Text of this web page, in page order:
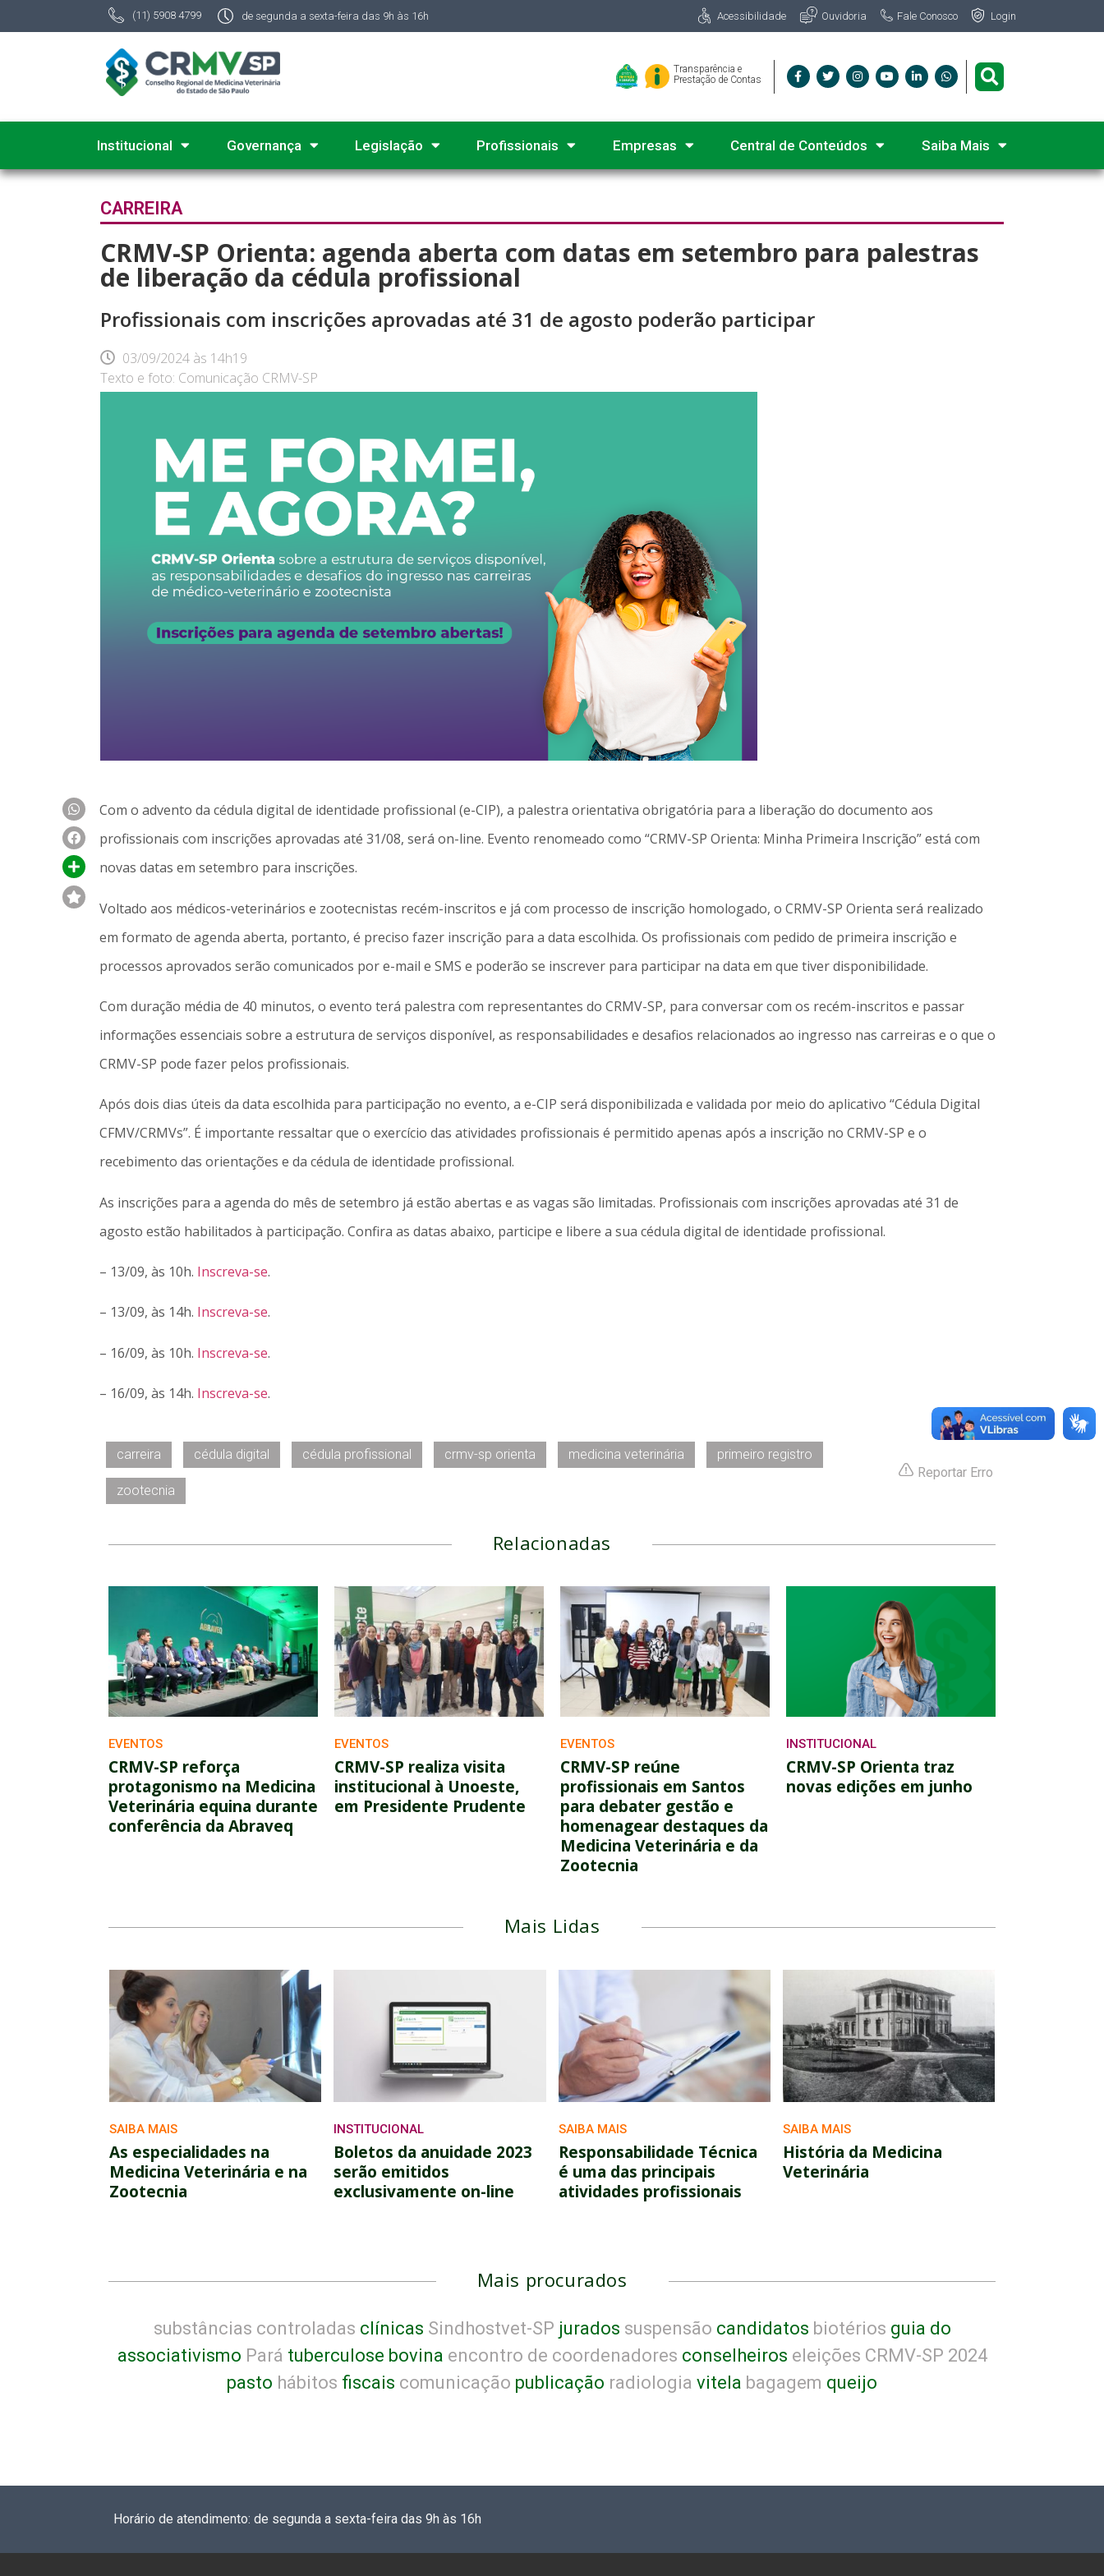
(11) 5908 4799 de segunda a sexta-feira das 9h às 16h Acessibilidade Ouvidoria Fale Conosco Login
Transparência e
Prestação de Contas
Institucional Governança Legislação Profissionais Empresas Central de Conteúdos Saiba Mais
CARREIRA
CRMV-SP Orienta: agenda aberta com datas em setembro para palestras
de liberação da cédula profissional
Profissionais com inscrições aprovadas até 31 de agosto poderão participar
03/09/2024 às 14h19
Texto e foto: Comunicação CRMV-SP
Com o advento da cédula digital de identidade profissional (e-CIP), a palestra orientativa obrigatória para a liberação do documento aos
profissionais com inscrições aprovadas até 31/08, será on-line. Evento renomeado como “CRMV-SP Orienta: Minha Primeira Inscrição” está com
novas datas em setembro para inscrições.
Voltado aos médicos-veterinários e zootecnistas recém-inscritos e já com processo de inscrição homologado, o CRMV-SP Orienta será realizado
em formato de agenda aberta, portanto, é preciso fazer inscrição para a data escolhida. Os profissionais com pedido de primeira inscrição e
processos aprovados serão comunicados por e-mail e SMS e poderão se inscrever para participar na data em que tiver disponibilidade.
Com duração média de 40 minutos, o evento terá palestra com representantes do CRMV-SP, para conversar com os recém-inscritos e passar
informações essenciais sobre a estrutura de serviços disponível, as responsabilidades e desafios relacionados ao ingresso nas carreiras e o que o
CRMV-SP pode fazer pelos profissionais.
Após dois dias úteis da data escolhida para participação no evento, a e-CIP será disponibilizada e validada por meio do aplicativo “Cédula Digital
CFMV/CRMVs”. É importante ressaltar que o exercício das atividades profissionais é permitido apenas após a inscrição no CRMV-SP e o
recebimento das orientações e da cédula de identidade profissional.
As inscrições para a agenda do mês de setembro já estão abertas e as vagas são limitadas. Profissionais com inscrições aprovadas até 31 de
agosto estão habilitados à participação. Confira as datas abaixo, participe e libere a sua cédula digital de identidade profissional.
– 13/09, às 10h. Inscreva-se.
– 13/09, às 14h. Inscreva-se.
– 16/09, às 10h. Inscreva-se.
– 16/09, às 14h. Inscreva-se.
carreira cédula digital cédula profissional crmv-sp orienta medicina veterinária primeiro registro
zootecnia
Reportar Erro
Relacionadas
EVENTOS
CRMV-SP reforça
protagonismo na Medicina
Veterinária equina durante
conferência da Abraveq
EVENTOS
CRMV-SP realiza visita
institucional à Unoeste,
em Presidente Prudente
EVENTOS
CRMV-SP reúne
profissionais em Santos
para debater gestão e
homenagear destaques da
Medicina Veterinária e da
Zootecnia
INSTITUCIONAL
CRMV-SP Orienta traz
novas edições em junho
Mais Lidas
SAIBA MAIS
As especialidades na
Medicina Veterinária e na
Zootecnia
INSTITUCIONAL
Boletos da anuidade 2023
serão emitidos
exclusivamente on-line
SAIBA MAIS
Responsabilidade Técnica
é uma das principais
atividades profissionais
SAIBA MAIS
História da Medicina
Veterinária
Mais procurados
substâncias controladas clínicas Sindhostvet-SP jurados suspensão candidatos biotérios guia do
associativismo Pará tuberculose bovina encontro de coordenadores conselheiros eleições CRMV-SP 2024
pasto hábitos fiscais comunicação publicação radiologia vitela bagagem queijo
Horário de atendimento: de segunda a sexta-feira das 9h às 16h